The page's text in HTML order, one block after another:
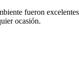
fueron
ocasión.